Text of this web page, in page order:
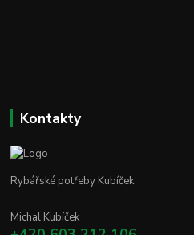
Kontakty
Rybářské potřeby Kubíček
Michal Kubíček